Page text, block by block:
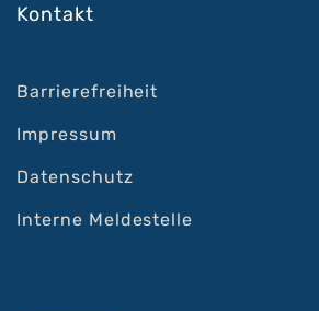
Kontakt
Barrierefreiheit
Impressum
Datenschutz
Interne Meldestelle